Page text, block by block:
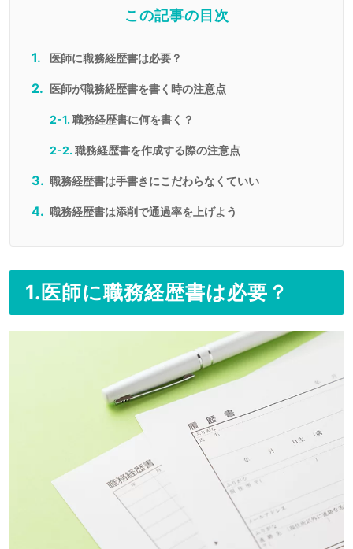
この記事の目次
医師に職務経歴書は必要？
医師が職務経歴書を書く時の注意点
2-1.職務経歴書に何を書く？
2-2.職務経歴書を作成する際の注意点
職務経歴書は手書きにこだわらなくていい
職務経歴書は添削で通過率を上げよう
1.医師に職務経歴書は必要？